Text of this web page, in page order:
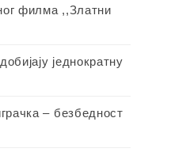
филма ,,Златни
једнократну
– безбедност